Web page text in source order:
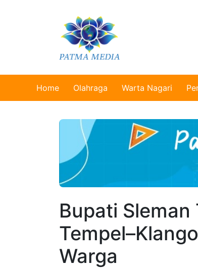
Home Olahraga Warta Nagari
Bupati
Warga